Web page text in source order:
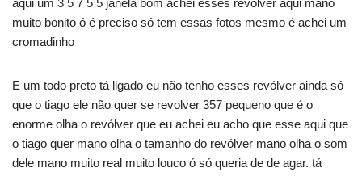
aqui um 3 5 7 5 5 janela bom achei esses revólver aqui mano
muito bonito ó é preciso só tem essas fotos mesmo é achei um
cromadinho
E um todo preto tá ligado eu não tenho esses revólver ainda só
que o tiago ele não quer se revolver 357 pequeno que é o
enorme olha o revólver que eu achei eu acho que esse aqui que
o tiago quer mano olha o tamanho do revólver mano olha o som
dele mano muito real muito louco ó só queria de de agar. tá